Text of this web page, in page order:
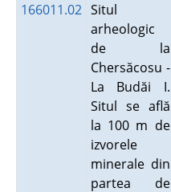
166011.02 Situl
arheologic
de la
Chersăcosu -
La Budăi I.
Situl se află
la 100 m de
izvorele
minerale din
partea de